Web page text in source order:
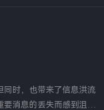
同时，也带来了信息洪流
消息的丢失而感到沮